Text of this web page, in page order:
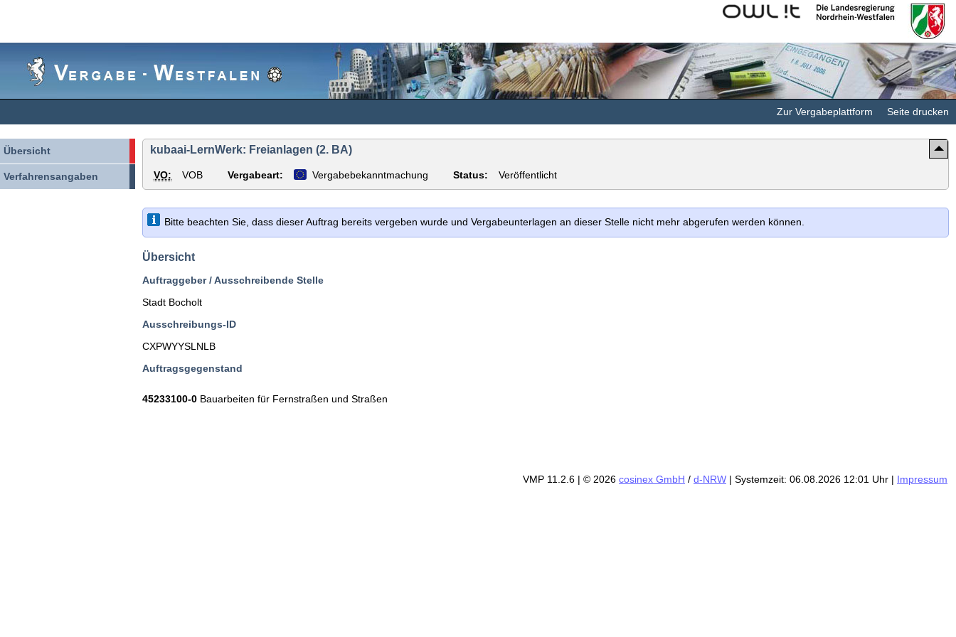
Kommunales
Rechenzentrum
Landesregierung
Nordrhein-
Zur Vergabeplattform Seite drucken
Übersicht
Verfahrensangaben
kubaai-LernWerk: Freianlagen (2. BA)
VO: VOB Vergabeart: Vergabebekanntmachung Status: Veröffentlicht
Bitte beachten Sie, dass dieser Auftrag bereits vergeben wurde und Vergabeunterlagen an dieser Stelle nicht mehr abgerufen werden können.
Übersicht
Auftraggeber / Ausschreibende Stelle
Stadt Bocholt
Ausschreibungs-ID
CXPWYYSLNLB
Auftragsgegenstand
45233100-0 Bauarbeiten für Fernstraßen und Straßen
VMP 11.2.6 | © 2026 cosinex GmbH / d-NRW | Systemzeit: 06.08.2026 12:01 Uhr | Impressum